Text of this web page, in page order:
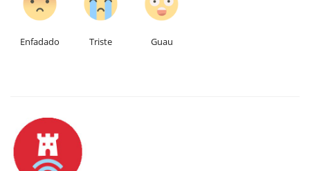
Enfadado Triste Guau